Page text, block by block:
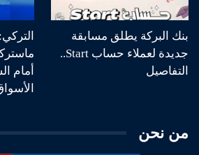
بنك البركة يطلق مسابقة
جديدة لعملاء حساب Start..
التفاصيل
أمام
من نحن